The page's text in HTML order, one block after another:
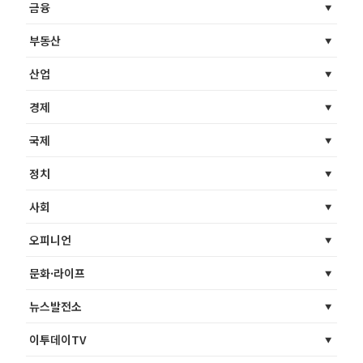
금융
부동산
산업
경제
국제
정치
사회
오피니언
문화·라이프
뉴스발전소
이투데이TV